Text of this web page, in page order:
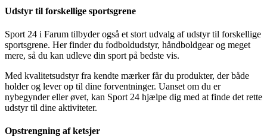
Udstyr til forskellige sportsgrene
Sport 24 i Farum tilbyder også et stort udvalg af udstyr til forskellige
sportsgrene. Her finder du fodboldudstyr, håndboldgear og meget
mere, så du kan udleve din sport på bedste vis.
Med kvalitetsudstyr fra kendte mærker får du produkter, der både
holder og lever op til dine forventninger. Uanset om du er
nybegynder eller øvet, kan Sport 24 hjælpe dig med at finde det rette
udstyr til dine aktiviteter.
Opstrengning af ketsjer